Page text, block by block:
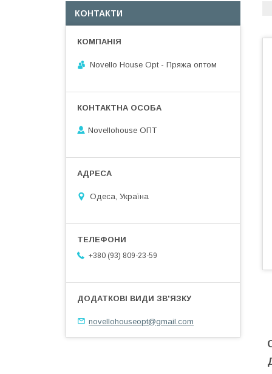
КОНТАКТИ
Novello House Opt - Пряжа оптом
Novellohouse ОПТ
Одеса, Україна
+380 (93) 809-23-59
novellohouseopt@gmail.com